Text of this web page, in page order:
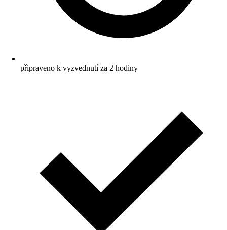
připraveno k vyzvednutí za 2 hodiny